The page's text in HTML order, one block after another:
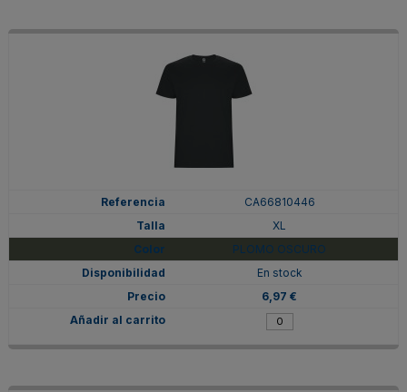
CA66810446
XL
PLOMO OSCURO
En stock
6,97 €